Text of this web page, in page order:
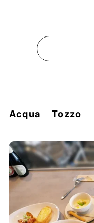
Acqua Tozzo